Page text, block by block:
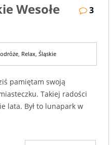
Wesołe
3
, Relax,Śląskie
pamiętam swoją
Takiej radości
lata. Był to lunapark w